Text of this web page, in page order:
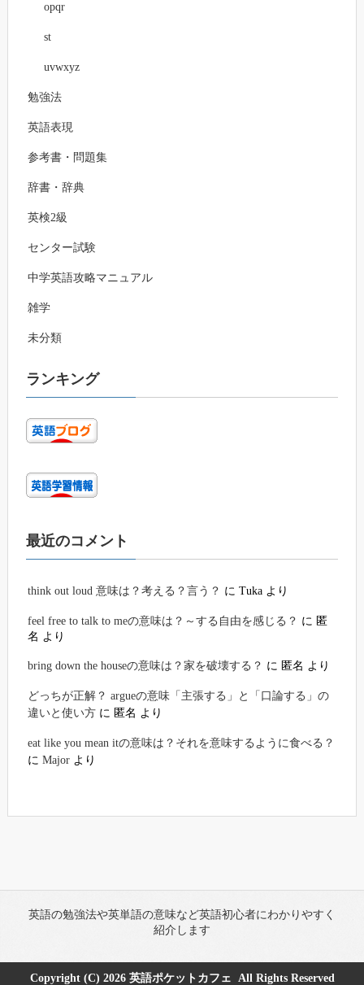
opqr
st
uvwxyz
勉強法
英語表現
参考書・問題集
辞書・辞典
英検2級
センター試験
中学英語攻略マニュアル
雑学
未分類
ランキング
最近のコメント
think out loud 意味は？考える？言う？ にTuka より
feel free to talk to meの意味は？～する自由を感じる？ に 匿
名 より
bring down the houseの意味は？家を破壊する？ に 匿名 より
どっちが正解？ argueの意味「主張する」と「口論する」の
違いと使い方 に 匿名 より
eat like you mean itの意味は？それを意味するように食べる？
にMajor より
英語の勉強法や英単語の意味など英語初心者にわかりやすく
紹介します
Copyright (C) 2026 英語ポケットカフェ All Rights Reserved